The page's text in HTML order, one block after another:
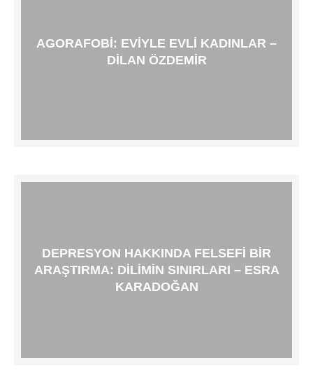
AGORAFOBI: EVIYLE EVLI KADINLAR –
DILAN ÖZDEMIR
DEPRESYON HAKKINDA FELSEFI BIR
ARAŞTIRMA: DILIMIN SINIRLARI – ESRA
KARADOĞAN